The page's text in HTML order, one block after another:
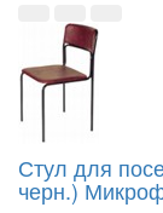
Стул для
черн.)